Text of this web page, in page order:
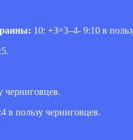
10: +3=3–4- 9:10 в
черниговцев.
в пользу черниговцев.